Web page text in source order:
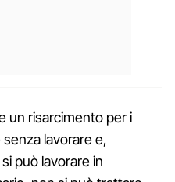
un risarcimento per i
lavorare e,
può lavorare in